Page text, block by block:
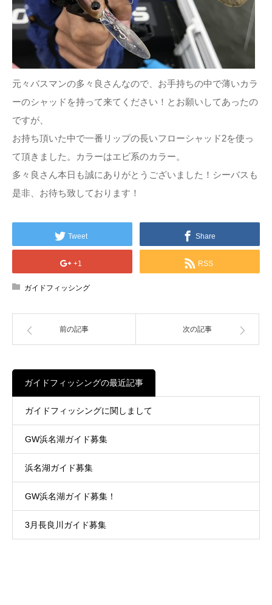
元々バスマンの多々良さんなので、お手持ちの中で薄いカラ
ーのシャッドを持って来てください！とお願いしてあったの
ですが、
お持ち頂いた中で一番リップの長いフローシャッド2を使っ
て頂きました。カラーはエビ系のカラー。
多々良さん本日も誠にありがとうございました！シーバスも
是非、お待ち致しております！
Tweet Share
+1 RSS
ガイドフィッシング
前の記事 次の記事
ガイドフィッシングの最近記事
ガイドフィッシングに関しまして
GW浜名湖ガイド募集
浜名湖ガイド募集
GW浜名湖ガイド募集！
3月長良川ガイド募集